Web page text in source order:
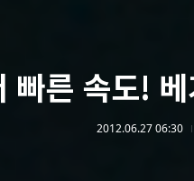
빠른 속도!
2012.06.27 06:30